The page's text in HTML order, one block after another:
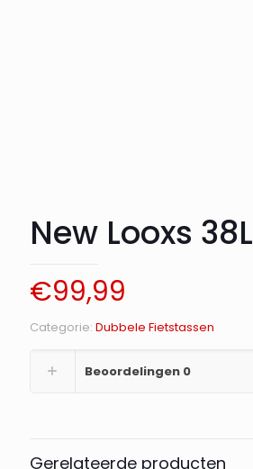
New Looxs 38L
€99,99
Categorie: Dubbele Fietstassen
Beoordelingen 0
Gerelateerde producten